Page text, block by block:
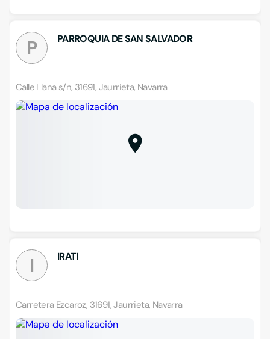
P PARROQUIA DE SAN SALVADOR
Calle Llana s/n, 31691, Jaurrieta, Navarra
I IRATI
Carretera Ezcaroz, 31691, Jaurrieta, Navarra